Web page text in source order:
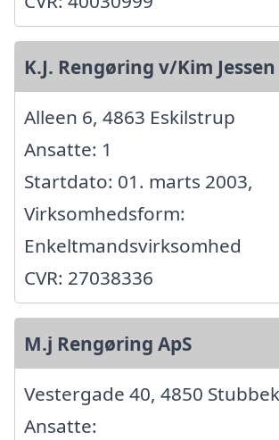
K.J. Rengøring v/Kim Jessen
Alleen 6, 4863 Eskilstrup
Ansatte: 1
Startdato: 01. marts 2003,
Virksomhedsform:
Enkeltmandsvirksomhed
CVR: 27038336
M.j Rengøring ApS
Vestergade 40, 4850
Ansatte: